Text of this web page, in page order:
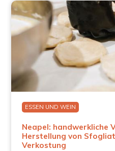
ESSEN UND WEIN
Neapel: handwerkliche
Herstellung von
Verkostung